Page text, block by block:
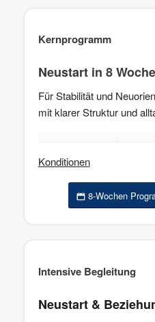
Kernprogramm
Neustart in 8
Für Stabilität und
mit klarer Struktur und
: kurze
Support zwischen den
6 Sessions · 8 Wochen ·
Konditionen
8-Wochen
Intensive Begleitung
Neustart &